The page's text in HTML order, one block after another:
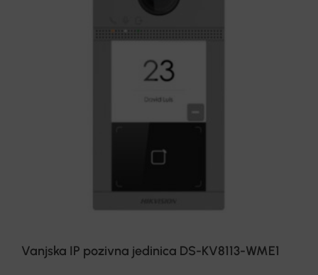
Vanjska IP pozivna jedinica DS-KV8113-WME1